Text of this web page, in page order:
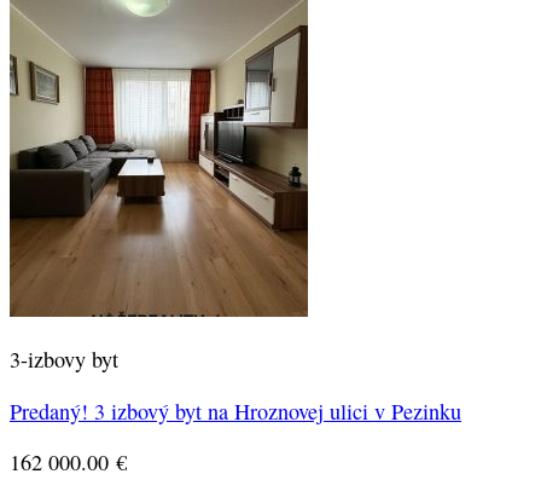
3-izbovy byt
Predaný! 3 izbový byt na Hroznovej ulici v Pezinku
162 000.00 €